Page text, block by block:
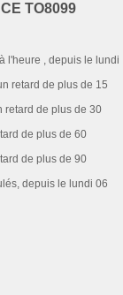
TO8099
l'heure , depuis le lundi
retard de plus de 15
retard de plus de 30
de plus de 60
de plus de 90
depuis le lundi 06